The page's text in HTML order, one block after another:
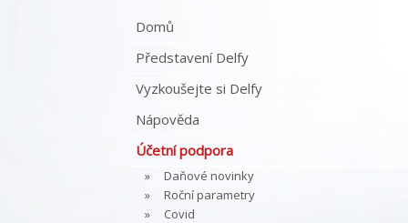
Domů
Představení Delfy
Vyzkoušejte si Delfy
Nápověda
Účetní podpora
Daňové novinky
Roční parametry
Covid